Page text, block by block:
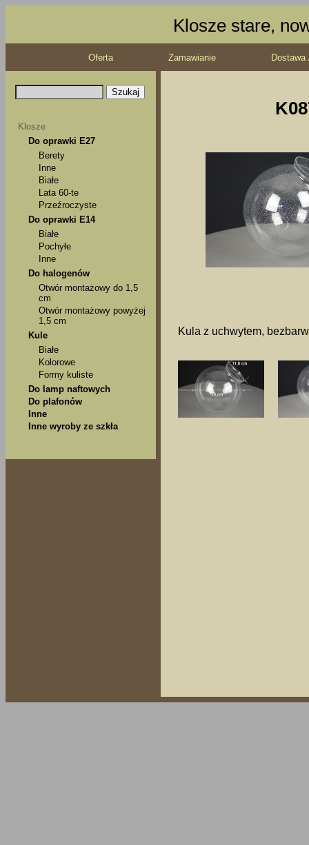
Klosze stare,
Oferta Zamawianie
Klosze
Do oprawki E27
Berety
Inne
Białe
Lata 60-te
Przeźroczyste
Do oprawki E14
Białe
Pochyłe
Inne
Do halogenów
Otwór montażowy do 1,5
cm
Otwór montażowy powyżej
1,5 cm
Kule
Białe
Kolorowe
Formy kuliste
Do lamp naftowych
Do plafonów
Inne
Inne wyroby ze szkła
Kula z uchwytem,